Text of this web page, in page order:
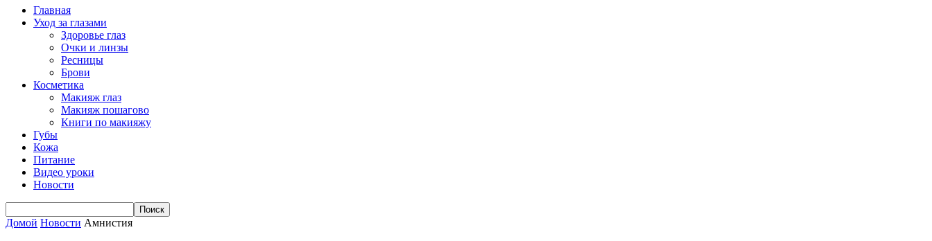
Главная
Уход за глазами
Здоровье глаз
Очки и линзы
Ресницы
Брови
Косметика
Макияж глаз
Макияж пошагово
Книги по макияжу
Губы
Кожа
Питание
Видео уроки
Новости
Домой Новости Амнистия